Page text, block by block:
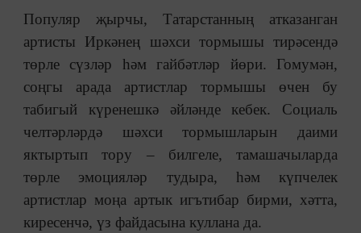
Популяр җырчы, Татарстанның атказанган
артисты Иркәнең шәхси тормышы тирәсендә
төрле сүзләр һәм гайбәтләр йөри. Гомумән,
соңгы арада артистлар тормышы өчен бу
табигый күренешкә әйләнде кебек. Социаль
челтәрләрдә шәхси тормышларын даими
яктыртып тору – билгеле, тамашачыларда
төрле эмоцияләр тудыра, һәм күпчелек
артистлар моңа артык игътибар бирми, хәтта,
киресенчә, үз файдасына куллана да.